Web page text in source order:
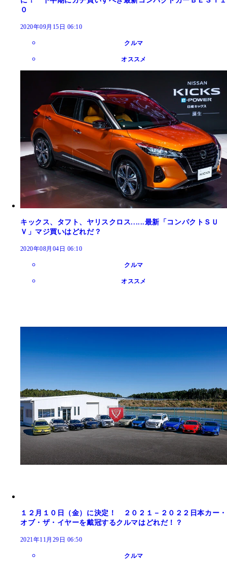
０
2020年09月15日 06:10
クルマ
オススメ
キックス、タフト、ヤリスクロス......最新「コンパクトＳＵ
Ｖ」マジ買いはどれだ？
2020年08月04日 06:10
クルマ
オススメ
１２月１０日（金）に決定！ ２０２１－２０２２日本カー・
オブ・ザ・イヤーを戴冠するクルマはどれだ！？
2021年11月29日 06:50
クルマ